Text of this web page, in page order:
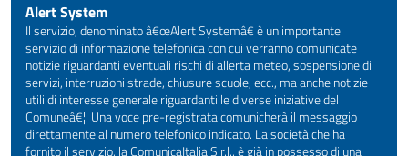
Alert System
Il servizio, denominato â€œAlert Systemâ€ è un importante
servizio di informazione telefonica con cui verranno comunicate
notizie riguardanti eventuali rischi di allerta meteo, sospensione di
servizi, interruzioni strade, chiusure scuole, ecc., ma anche notizie
utili di interesse generale riguardanti le diverse iniziative del
Comuneâ€¦. Una voce pre-registrata comunicherà il messaggio
direttamente al numero telefonico indicato. La società che ha
fornito il servizio, la ComunicaItalia S.r.l., è già in possesso di una